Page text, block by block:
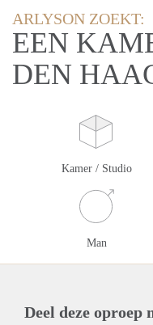
ARLYSON ZOEKT:
EEN
DEN
Kamer / Studio
Man
Deel deze oproep